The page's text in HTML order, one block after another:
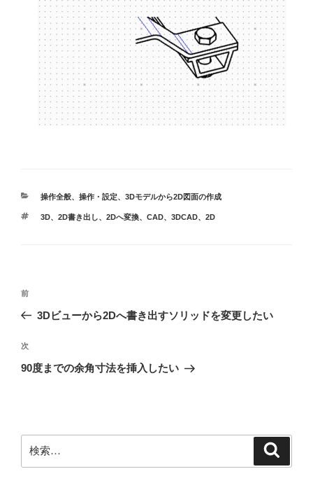
カ
ゴ
操作全般、 操作・設定、 3Dモデルから2D図面の作成
タ
3D、 2D書き出し、 2Dへ変換、 CAD、 3DCAD、 2D
投
稿
ビ
シ
ョ
前
の
稿
前
3Dビューから2Dへ書き出すソリッドを変更したい
次
の
次
90度までの余角寸法を挿入したい
索: